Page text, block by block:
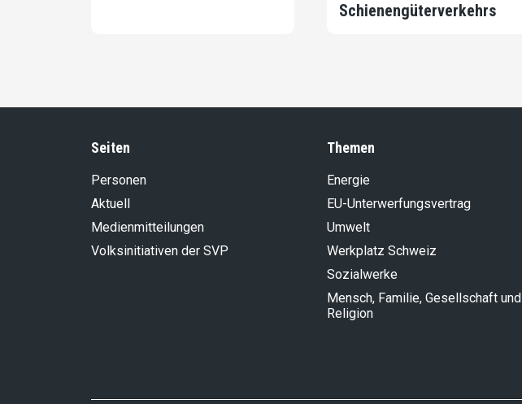
Schienengüterverkehrs
Seiten
Personen
Aktuell
Medienmitteilungen
Volksinitiativen der SVP
Themen
Energie
EU-Unterwerfungsvertrag
Umwelt
Werkplatz Schweiz
Sozialwerke
Mensch, Familie, Gesellschaft und
Religion